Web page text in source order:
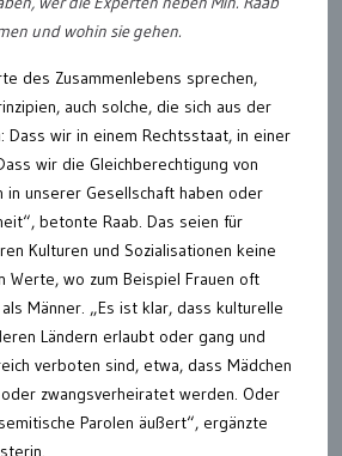
und wohin sie gehen.
des Zusammenlebens sprechen,
auch solche, die sich aus der
Dass wir in einem Rechtsstaat, in einer
wir die Gleichberechtigung von
in unserer Gesellschaft haben oder
betonte Raab. Das seien für
Kulturen und Sozialisationen keine
Werte, wo zum Beispiel Frauen oft
Männer. „Es ist klar, dass kulturelle
Ländern erlaubt oder gang und
verboten sind, etwa, dass Mädchen
zwangsverheiratet werden. Oder
Parolen äußert“, ergänzte